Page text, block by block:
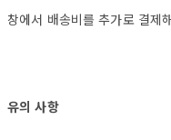
창에서 배송비를 추가로 결제
유의 사항